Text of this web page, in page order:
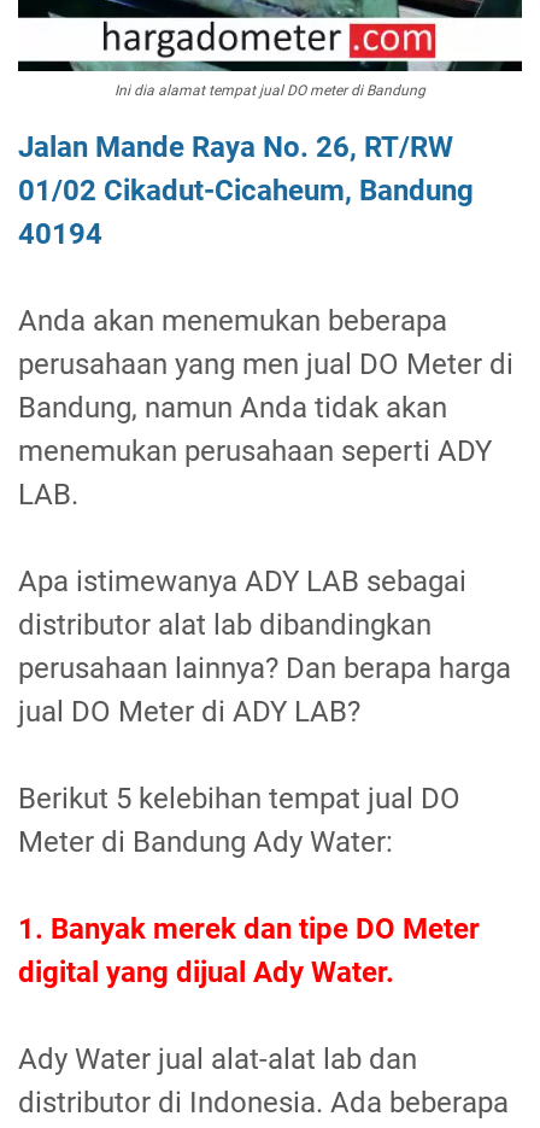
Ini dia alamat tempat jual DO meter di Bandung
Jalan Mande Raya No. 26, RT/RW
01/02 Cikadut-Cicaheum, Bandung
40194
Anda akan menemukan beberapa
perusahaan yang men jual DO Meter di
Bandung, namun Anda tidak akan
menemukan perusahaan seperti ADY
LAB.
Apa istimewanya ADY LAB sebagai
distributor alat lab dibandingkan
perusahaan lainnya? Dan berapa harga
jual DO Meter di ADY LAB?
Berikut 5 kelebihan tempat jual DO
Meter di Bandung Ady Water:
1. Banyak merek dan tipe DO Meter
digital yang dijual Ady Water.
Ady Water jual alat-alat lab dan
distributor di Indonesia. Ada beberapa